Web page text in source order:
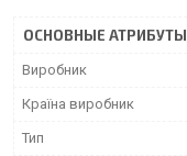
ОСНОВНЫЕ АТРИБУТЫ
Виробник
Країна виробник
Тип